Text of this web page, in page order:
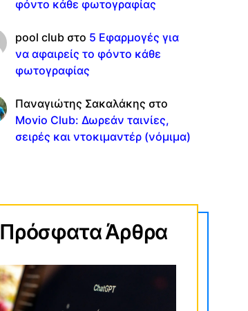
φόντο κάθε φωτογραφίας
pool club στο 5 Εφαρμογές για
να αφαιρείς το φόντο κάθε
φωτογραφίας
Παναγιώτης Σακαλάκης στο
Movio Club: Δωρεάν ταινίες,
σειρές και ντοκιμαντέρ (νόμιμα)
Πρόσφατα Άρθρα